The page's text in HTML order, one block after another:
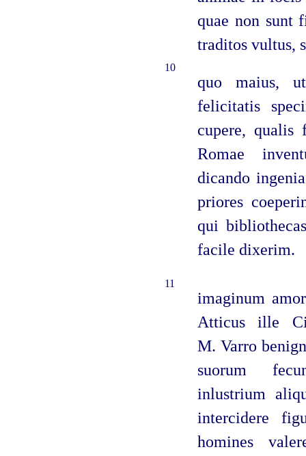
quae non sunt
traditos vultus,
10
quo maius,
felicitatis
cupere,
Romae
dicando
priores
qui
facile dixerim.
11
imaginum
Atticus ille
M. Varro
suorum
inlustrium
intercidere
homines